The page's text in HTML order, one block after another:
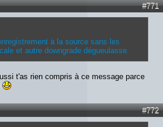
#771
à la source sans les
et autre downgrade dégueulasse.
t'as rien compris à ce message parce
#772